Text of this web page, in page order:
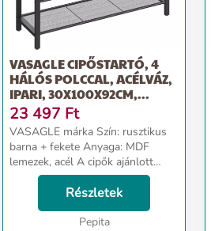
VASAGLE CIPŐSTARTÓ, 4
HÁLÓS POLCCAL, ACÉLVÁZ,
IPARI, 30X100X92CM,...
23 497 Ft
VASAGLE márka Szín: rusztikus
barna + fekete Anyaga: MDF
lemezek, acél A cipők ajánlott
felhasználása Termék méretei:
30D x 100L x 92,5H centiméter A
cikkről Triple-Boon: Kapsz egy
polcot gyönyörűen...
Részletek
Pepita